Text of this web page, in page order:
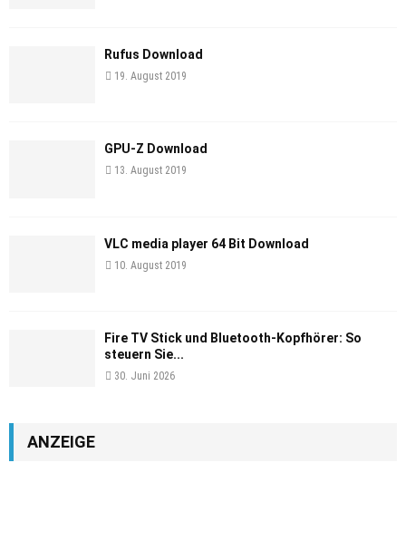
Rufus Download
19. August 2019
GPU-Z Download
13. August 2019
VLC media player 64 Bit Download
10. August 2019
Fire TV Stick und Bluetooth-Kopfhörer: So
steuern Sie...
30. Juni 2026
ANZEIGE